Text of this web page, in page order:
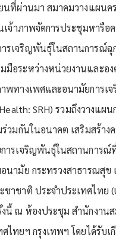
นที่ผ่านมา สมาคมวางแผนค
เจ้าภาพจัดการประชุมหารือ
รเจริญพันธุ์ในสถานการณ์ฉุ
อระหว่างหน่วยงานและอง
พทางเพศและอนามัยการเ
SRH) รวมถึงวางแผน
ร่วมกันในอนาคต เสริมสร้าง
ารเจริญพันธุ์ในสถานการณ์
นามัย กระทรวงสาธารณสุข
าชาติ ประจำประเทศไทย
นี้ ณ ห้องประชุม สำนักงาน
ไทยฯ กรุงเทพฯ โดยได้รับเ